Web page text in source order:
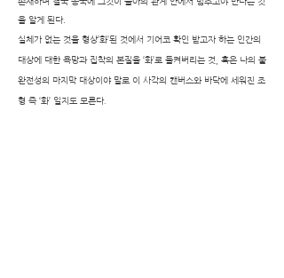
을 알게 된다.
실체가 없는 것을 형상’화’된 것에서 기어코 확인 받고자 하는 인간의
대상에 대한 욕망과 집착의 본질을 ‘화’로 들켜버리는 것, 혹은 나의 불
완전성의 마지막 대상이야 말로 이 사각의 캔버스와 바닥에 세워진 조
형 즉 ‘화’ 일지도 모른다.